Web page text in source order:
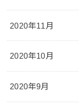
2020年11月
2020年10月
2020年9月